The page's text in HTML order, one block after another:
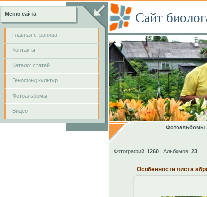
Меню сайта
Главная страница
Контакты
Каталог статей
Генофонд культур
Фотоальбомы
Видео
Сайт
Фотоальбомы
Фотографий: 1260 | Альбомов: 23
Особенности листа